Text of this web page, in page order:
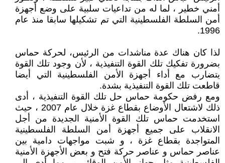
أمني خطير ، لما له من تداعيات سلبية على وضع أجهزة
أمن السلطة الفلسطينية التي تم تشكيلها سابقا منذ عام
1996.
لذا كان هناك عدة مناشدات من الرئيس، لحركة حماس
بضرورة تفكيك تلك القوة التنفيذية ، لأن وجود تلك القوة
يتضارب مع أداء أجهزة الأمن الفلسطينية التي أيضا
قاطعت تلك القوة التنفيذية بشدة.
ومع رفض حكومة حماس حل تلك القوة التنفيذية ، أدى
ذلك لاشتعال الأوضاع بقطاع غزة خلال عام 2007 ، حيث
استخدمت حماس تلك القوة الأمنية الجديدة من أجل
الانقلاب على جميع أجهزة أمن السلطة الفلسطينية
المتواجدة بقطاع غزة ، و شبت مواجهات دامية بين
عناصر حماس و عناصر حركة فتح و بعض الأجهزة الأمنية